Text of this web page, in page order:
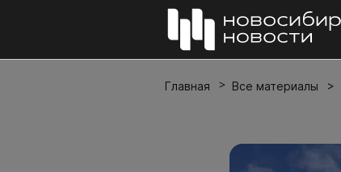
Главная Все материалы